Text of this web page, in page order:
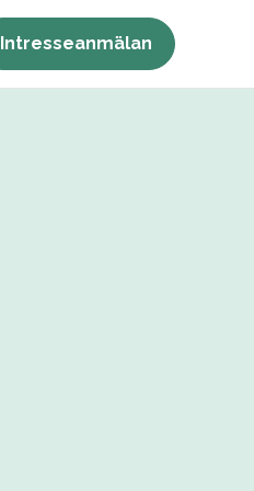
Intresseanmälan